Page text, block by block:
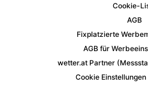
Cookie-
AGB
Fixplatzierte
AGB für
wetter.at Partner
Cookie